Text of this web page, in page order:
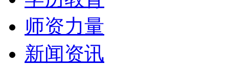
师资力量
新闻资讯